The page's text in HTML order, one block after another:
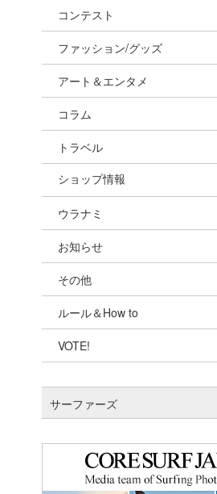
コンテスト
ファッション/グッズ
アート＆エンタメ
コラム
トラベル
ショップ情報
ショップ情報
湘南
千葉北
伊豆
千葉南
四国
沖縄
ウラナミ
お知らせ
その他
ルール＆How to
VOTE!
サーファーズ